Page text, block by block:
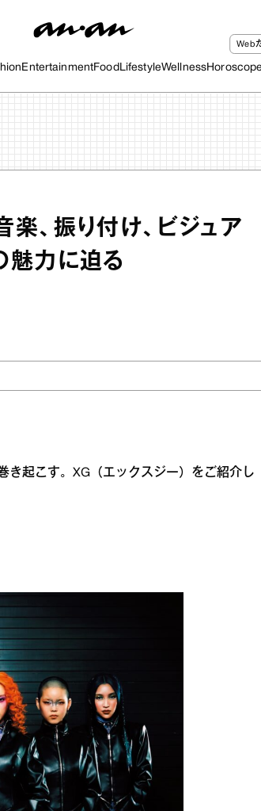
EntertainmentFood LifestyleWellness
Web
、振り付け、ビジュア
力に迫る
き起こす。XG（エックスジー）をご紹介し